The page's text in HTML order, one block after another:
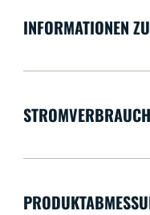
INFORMATIONEN
STROMVERBRAUCH